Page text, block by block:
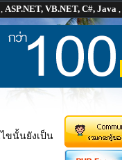
, ASP.NET, VB.NET, C#, Java ,
ขนั้นยังเป็น